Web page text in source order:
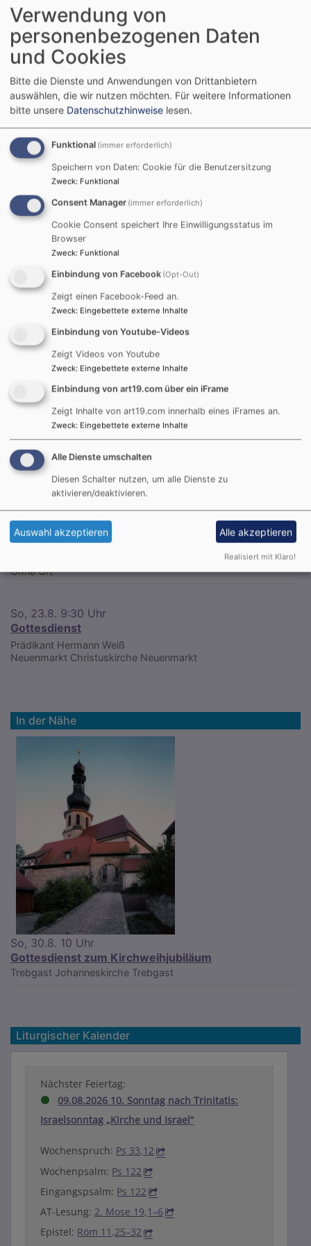
Breadcrumb
Startseite Neuenmarkter Adventsfenster 2025
Neuenmarkter
Adventsfenster
2025
Neuenmarkter Adventsfenster 2025
Gottesdienste
So, 9.8. 9:30 Uhr
Gottesdienst
Pfarrer Stefan Schleicher
Neuenmarkt Christuskirche Neuenmarkt
So, 16.8. 9:30 Uhr
Kein Gottesdienst in Neuenmarkt, bitte besuchen Sie
die Gottesdienste in Wirsberg oder Harsdorf
Ohne Ort
So, 23.8. 9:30 Uhr
Gottesdienst
Prädikant Hermann Weiß
Neuenmarkt Christuskirche Neuenmarkt
In der Nähe
So, 30.8. 10 Uhr
Gottesdienst zum Kirchweihjubiläum
Trebgast Johanneskirche Trebgast
Liturgischer Kalender
Nächster Feiertag:
09.08.2026 10. Sonntag nach Trinitatis:
Israelsonntag „Kirche und Israel“
Wochenspruch: Ps 33,12
Wochenpsalm: Ps 122
Eingangspsalm: Ps 122
AT-Lesung: 2. Mose 19,1–6
Epistel: Röm 11,25–32
Verwendung von
personenbezogenen Daten
und Cookies
Bitte die Dienste und Anwendungen von Drittanbietern
auswählen, die wir nutzen möchten. Für weitere Informationen
bitte unsere Datenschutzhinweise lesen.
Funktional (immer erforderlich)
Speichern von Daten: Cookie für die Benutzersitzung
Zweck: Funktional
Consent Manager (immer erforderlich)
Cookie Consent speichert Ihre Einwilligungsstatus im
Browser
Zweck: Funktional
Einbindung von Facebook (Opt-Out)
Zeigt einen Facebook-Feed an.
Zweck: Eingebettete externe Inhalte
Einbindung von Youtube-Videos
Zeigt Videos von Youtube
Zweck: Eingebettete externe Inhalte
Einbindung von art19.com über ein iFrame
Zeigt Inhalte von art19.com innerhalb eines iFrames an.
Zweck: Eingebettete externe Inhalte
Alle Dienste umschalten
Diesen Schalter nutzen, um alle Dienste zu
aktivieren/deaktivieren.
Auswahl akzeptieren Alle akzeptieren
Realisiert mit Klaro!